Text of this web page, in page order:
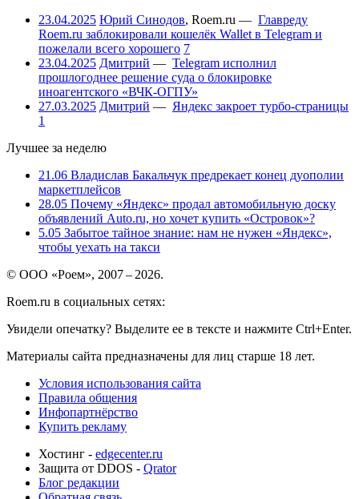
23.04.2025 Юрий Синодов, Roem.ru — Главреду
Roem.ru заблокировали кошелёк Wallet в Telegram и
пожелали всего хорошего 7
23.04.2025 Дмитрий — Telegram исполнил
прошлогоднее решение суда о блокировке
иноагентского «ВЧК-ОГПУ»
27.03.2025 Дмитрий — Яндекс закроет турбо-страницы
1
Лучшее за неделю
21.06 Владислав Бакальчук предрекает конец дуополии
маркетплейсов
28.05 Почему «Яндекс» продал автомобильную доску
объявлений Auto.ru, но хочет купить «Островок»?
5.05 Забытое тайное знание: нам не нужен «Яндекс»,
чтобы уехать на такси
© ООО «Роем», 2007 – 2026.
Roem.ru в социальных сетях:
Увидели опечатку? Выделите ее в тексте и нажмите Ctrl+Enter.
Материалы сайта предназначены для лиц старше 18 лет.
Условия использования сайта
Правила общения
Инфопартнёрство
Купить рекламу
Хостинг - edgecenter.ru
Защита от DDOS - Qrator
Блог редакции